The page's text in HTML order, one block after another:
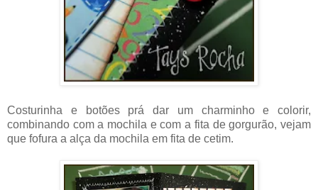
Costurinha e botões prá dar um charminho e colorir,
combinando com a mochila e com a fita de gorgurão, vejam
que fofura a alça da mochila em fita de cetim.